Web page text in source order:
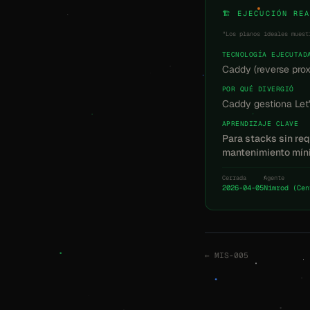
🏗️ EJECUCIÓN
"Los planos ideales
TECNOLOGÍA
Caddy (reverse
POR QUÉ DIVERGIÓ
Caddy gestiona
APRENDIZAJE CLAVE
Para stacks sin
mantenimiento
Cerrada
2026-04-05
Agente
Nimrod
← MIS-005